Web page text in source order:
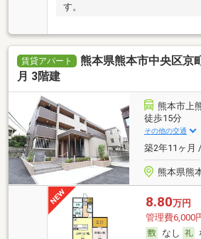
す。
賃貸アパート
熊本県熊本市中央区京
月 3階建
熊本市上
徒歩15分
その他の交通
築2年11ヶ月
熊本県熊
8.80万円
管理費6,000
なし